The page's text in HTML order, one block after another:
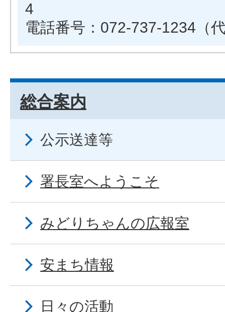
4
電話番号：072-737-1234（
総合案内
公示送達等
署長室へようこそ
みどりちゃんの広報室
安まち情報
日々の活動